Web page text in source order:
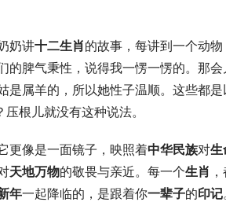
奶讲十二生肖的故事，每讲到一个动
的脾气秉性，说得我一愣一愣的。那
是属羊的，所以她性子温顺。这些都是
根儿就没有这种说法。
更像是一面镜子，映照着中华民族对生
天地万物的敬畏与亲近。每一个生肖
年一起降临的，是跟着你一辈子的印记